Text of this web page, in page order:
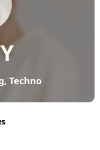
Techno